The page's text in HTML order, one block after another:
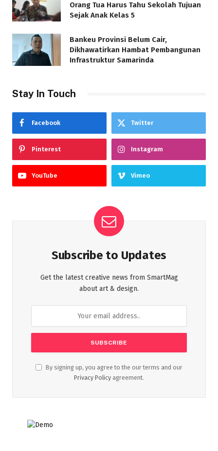
Orang Tua Harus Tahu Sekolah Tujuan
Sejak Anak Kelas 5
Bankeu Provinsi Belum Cair,
Dikhawatirkan Hambat Pembangunan
Infrastruktur Samarinda
Stay In Touch
Facebook Twitter
Pinterest Instagram
YouTube Vimeo
Subscribe to Updates
Get the latest creative news from SmartMag
about art & design.
By signing up, you agree to the our terms and our
Privacy Policy agreement.